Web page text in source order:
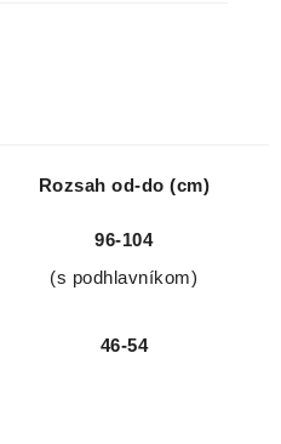
Rozsah od-do (cm)
96-104
(s podhlavníkom)
46-54